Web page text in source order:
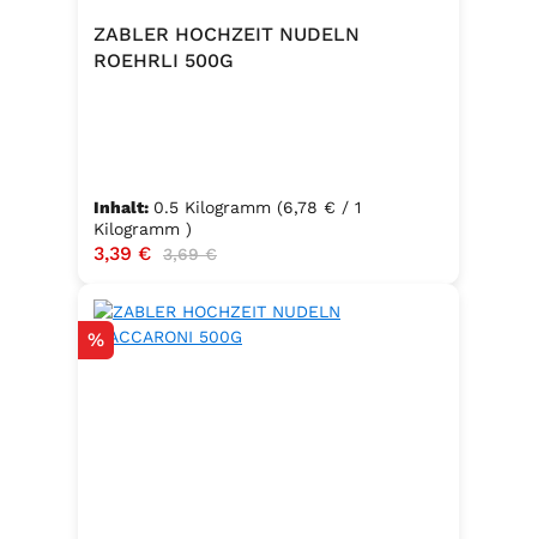
ZABLER HOCHZEIT NUDELN
ROEHRLI 500G
Inhalt: 0.5 Kilogramm (6,78 € / 1
Kilogramm )
Verkaufspreis:
3,39 € Regulärer Preis:
3,69 €
Rabatt
%